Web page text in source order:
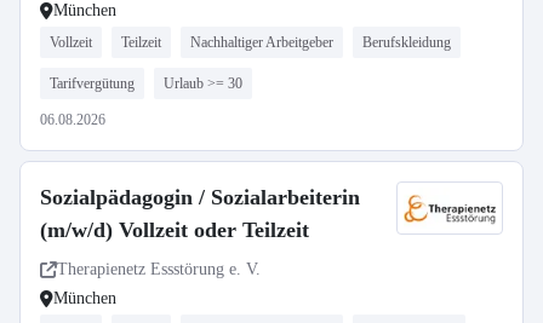
München
Vollzeit Teilzeit Nachhaltiger Arbeitgeber Berufskleidung
Tarifvergütung Urlaub >= 30
06.08.2026
Sozialpädagogin / Sozialarbeiterin
(m/w/d) Vollzeit oder Teilzeit
Therapienetz Essstörung e. V.
München